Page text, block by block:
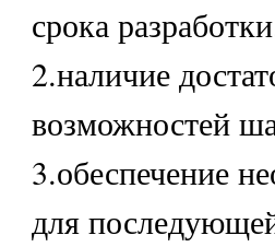
срока
2.наличие
возможностей
3.обеспечение
для